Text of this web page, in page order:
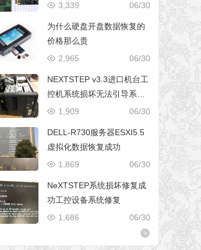
06/30
3,339
为什么硬盘开盘数据恢复的
价格那么贵
06/30
2,965
NEXTSTEP v3.3进口机台工
控机系统损坏无法引导系统
修复成功
06/30
1,909
DELL-R730服务器ESXI5.5
虚拟化数据恢复成功
06/30
1,869
NeXTSTEP系统损坏修复成
功工控设备系统修复
06/30
1,686